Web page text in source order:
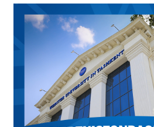
soniyada tekshiring
28-iyul 18:22